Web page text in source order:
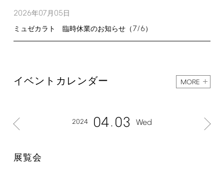
2026年07月 05日
ミュゼカラト 臨時休業のお知らせ（7/6）
イベントカレンダー MORE
2024 04 03 Wed
展覧会